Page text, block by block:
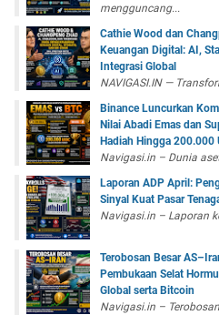
mengguncang...
Cathie Wood dan
Keuangan Digital: AI,
Integrasi Global
NAVIGASI.IN —
Binance Luncurkan
Nilai Abadi Emas dan
Hadiah Hingga 200.000
Navigasi.in – Dunia
Laporan ADP April:
Sinyal Kuat Pasar
Navigasi.in – Laporan
Terobosan Besar
Pembukaan Selat
Global serta Bitcoin
Navigasi.in –